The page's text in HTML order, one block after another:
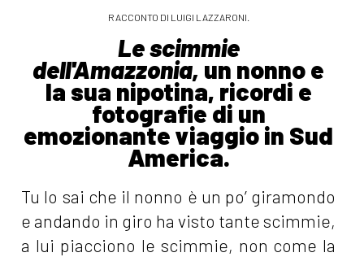
RACCONTO DI LUIGI LAZZARONI.
Le scimmie
dell'Amazzonia, un nonno e
la sua nipotina, ricordi e
fotografie di un
emozionante viaggio in Sud
America.
Tu lo sai che il nonno è un po’ giramondo
e andando in giro ha visto tante scimmie,
a lui piacciono le scimmie, non come la